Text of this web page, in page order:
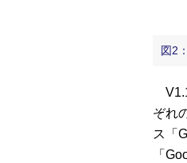
図2
ぞれ
ス「
「